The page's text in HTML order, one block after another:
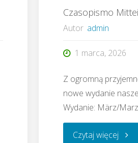
Czasopismo
Autor admin
1 marca, 2026
Z ogromną
nowe wydanie
Wydanie: März/
Czytaj więcej